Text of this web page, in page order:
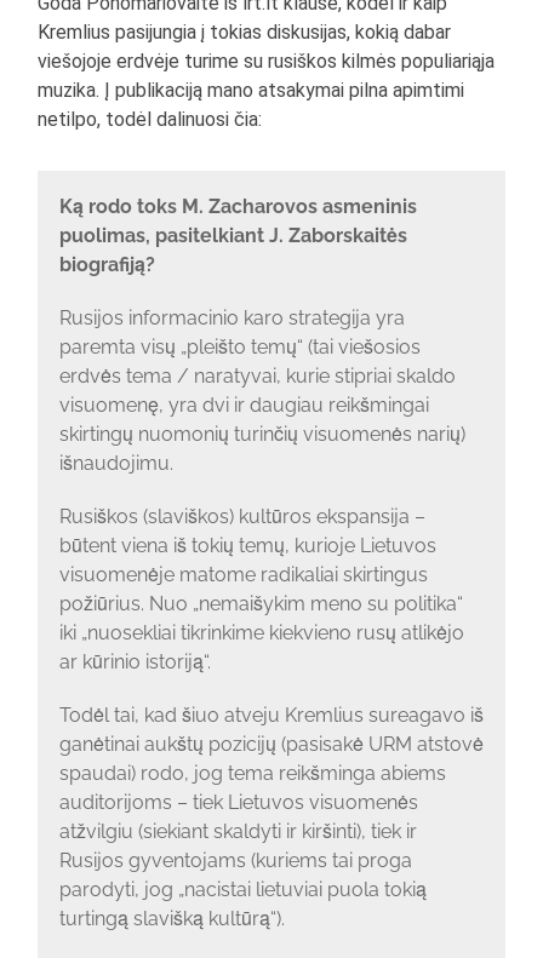
Kremlius pasijungia į tokias diskusijas, kokią dabar
viešojoje erdvėje turime su rusiškos kilmės populiariąja
muzika. Į publikaciją mano atsakymai pilna apimtimi
netilpo, todėl dalinuosi čia:
Ką rodo toks M. Zacharovos asmeninis
puolimas, pasitelkiant J. Zaborskaitės
biografiją?
Rusijos informacinio karo strategija yra
paremta visų „pleišto temų“ (tai viešosios
erdvės tema / naratyvai, kurie stipriai skaldo
visuomenę, yra dvi ir daugiau reikšmingai
skirtingų nuomonių turinčių visuomenės narių)
išnaudojimu.
Rusiškos (slaviškos) kultūros ekspansija –
būtent viena iš tokių temų, kurioje Lietuvos
visuomenėje matome radikaliai skirtingus
požiūrius. Nuo „nemaišykim meno su politika“
iki „nuosekliai tikrinkime kiekvieno rusų atlikėjo
ar kūrinio istoriją“.
Todėl tai, kad šiuo atveju Kremlius sureagavo iš
ganėtinai aukštų pozicijų (pasisakė URM atstovė
spaudai) rodo, jog tema reikšminga abiems
auditorijoms – tiek Lietuvos visuomenės
atžvilgiu (siekiant skaldyti ir kiršinti), tiek ir
Rusijos gyventojams (kuriems tai proga
parodyti, jog „nacistai lietuviai puola tokią
turtingą slavišką kultūrą“).